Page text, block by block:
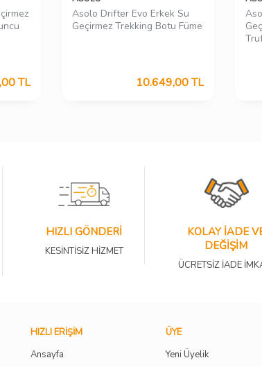
TL
Asolo Drifter Evo Erkek Su
Geçirmez Trekking Botu Füme
10.649,00TL
HIZLI GÖNDERİ
KESİNTİSİZ HİZMET
KOLAY İADE
DEĞİŞİM
ÜCRETSİZ İADE
HIZLI ERIŞIM
Ansayfa
ÜYE
Yeni Üyelik